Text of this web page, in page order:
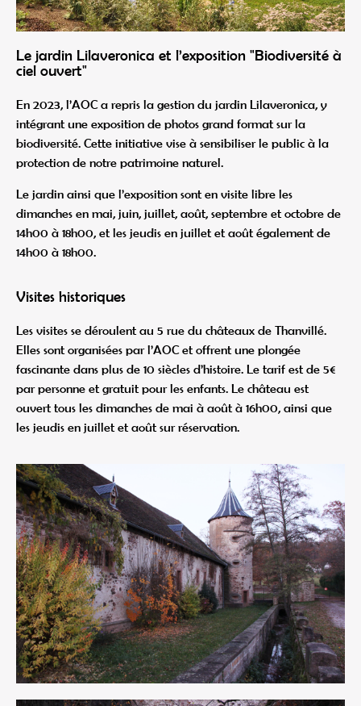
Le jardin Lilaveronica et l’exposition "Biodiversité à
ciel ouvert"
En 2023, l’AOC a repris la gestion du jardin Lilaveronica, y
intégrant une exposition de photos grand format sur la
biodiversité. Cette initiative vise à sensibiliser le public à la
protection de notre patrimoine naturel.
Le jardin ainsi que l’exposition sont en visite libre les
dimanches en mai, juin, juillet, août, septembre et octobre de
14h00 à 18h00, et les jeudis en juillet et août également de
14h00 à 18h00.
Visites historiques
Les visites se déroulent au 5 rue du châteaux de Thanvillé.
Elles sont organisées par l’AOC et offrent une plongée
fascinante dans plus de 10 siècles d’histoire. Le tarif est de 5€
par personne et gratuit pour les enfants. Le château est
ouvert tous les dimanches de mai à août à 16h00, ainsi que
les jeudis en juillet et août sur réservation.